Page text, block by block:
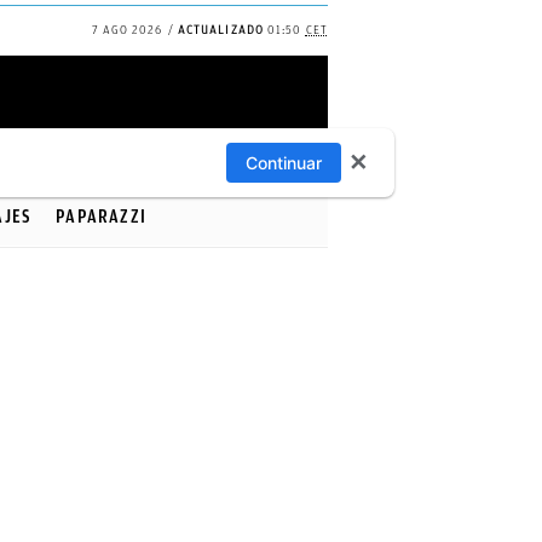
7 AGO 2026 ACTUALIZADO 01:50 CET
PAPARAZZI
Continuar ✕